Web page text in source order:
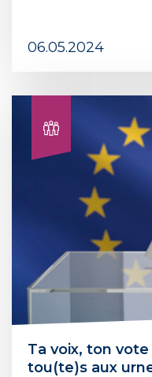
06.05.2024
Ta voix, ton
tou(te)s aux